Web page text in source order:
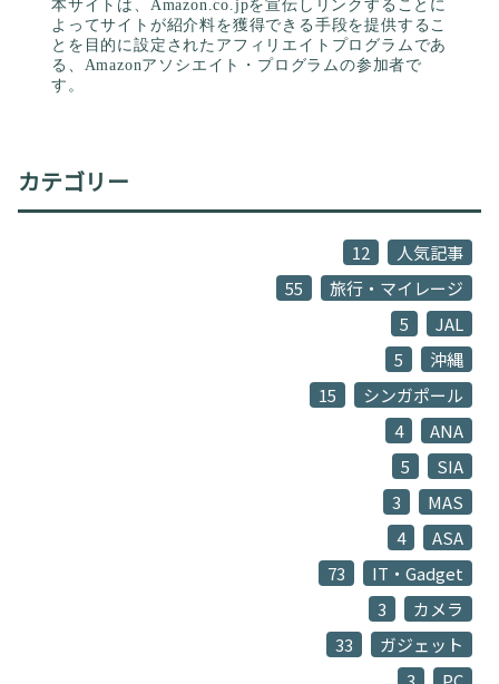
本サイトは、Amazon.co.jpを宣伝しリンクすることに
よってサイトが紹介料を獲得できる手段を提供するこ
とを目的に設定されたアフィリエイトプログラムであ
る、Amazonアソシエイト・プログラムの参加者で
す。
カテゴリー
人気記事
12
旅行・マイレージ
55
JAL
5
沖縄
5
シンガポール
15
ANA
4
SIA
5
MAS
3
ASA
4
IT・Gadget
73
カメラ
3
ガジェット
33